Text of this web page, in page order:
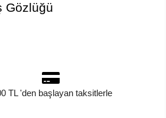
Gözlüğü
TL 'den başlayan taksitlerle